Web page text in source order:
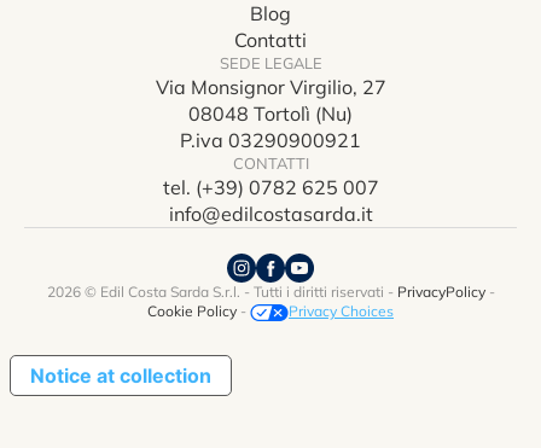
Blog
Contatti
SEDE LEGALE
Via Monsignor Virgilio, 27
08048 Tortolì (Nu)
P.iva 03290900921
CONTATTI
tel. (+39) 0782 625 007
info@edilcostasarda.it
2026 © Edil Costa Sarda S.r.l. - Tutti i diritti riservati - PrivacyPolicy-
Cookie Policy - Privacy Choices
Notice at collection